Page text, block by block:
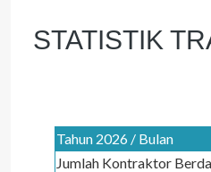
STATISTIK
Tahun 2026 / Bulan
Jumlah Kontraktor